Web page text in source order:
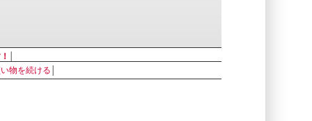
物を続ける